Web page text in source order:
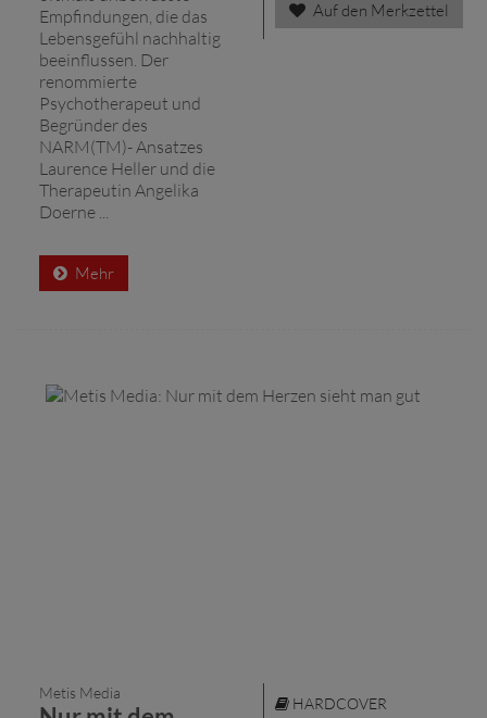
Empfindungen, die das
Lebensgefühl nachhaltig
beeinflussen. Der
renommierte
Psychotherapeut und
Begründer des
NARM(TM)- Ansatzes
Laurence Heller und die
Therapeutin Angelika
Doerne ...
Mehr
Auf den Merkzettel
Metis Media
HARDCOVER